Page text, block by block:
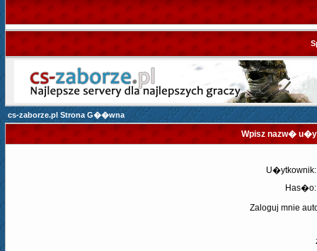
cs-zaborze.pl Strona G��wna
Wpisz nazw�
U�ytkownik:
Has�o:
Zaloguj mnie